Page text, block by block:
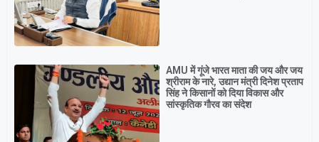
AMU में गूंजे भारत माता की जय और जय
श्रीराम के नारे, उद्यान मंत्री दिनेश प्रताप
सिंह ने किसानों को दिया विकास और
सांस्कृतिक गौरव का संदेश